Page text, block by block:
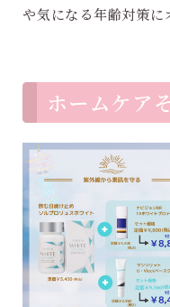
や気になる年齢対策に
ホームケア